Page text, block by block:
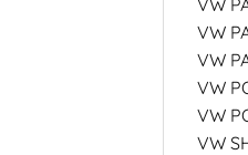
VW
VW
VW
VW
VW